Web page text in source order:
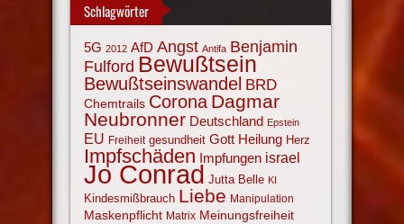
Schlagwörter
5G 2012 AfD Angst Antifa Benjamin
Fulford Bewußtsein
Bewußtseinswandel BRD
Chemtrails Corona Dagmar
Neubronner Deutschland Epstein
EU Freiheit gesundheit Gott Heilung Herz
Impfschäden Impfungen israel
Jo Conrad Jutta Belle KI
Kindesmißbrauch Liebe Manipulation
Maskenpflicht Matrix Meinungsfreiheit